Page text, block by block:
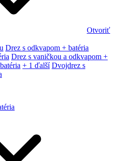
Otvoriť
Drez s odkvapom + batéria
Drez s vaničkou a odkvapom +
+ 1 ďalší Dvojdrez s